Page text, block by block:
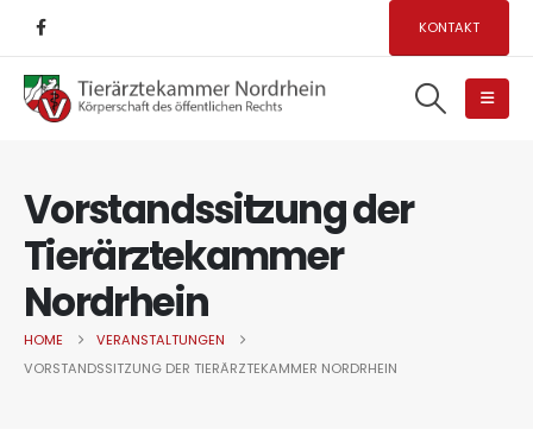
KONTAKT
Vorstandssitzung der
Tierärztekammer
Nordrhein
HOME
VERANSTALTUNGEN
VORSTANDSSITZUNG DER TIERÄRZTEKAMMER NORDRHEIN